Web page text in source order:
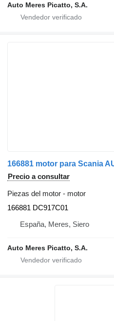
Auto Meres Picatto, S.A.
Precio a consultar
Piezas del motor - motor
166881 DC917C01
España, Meres, Siero
Auto Meres Picatto, S.A.